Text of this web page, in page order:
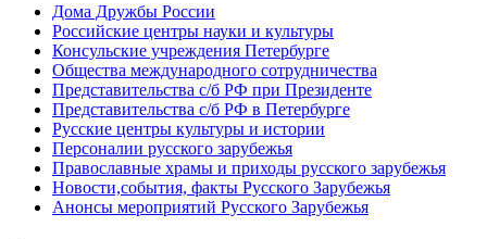
Дома Дружбы России
Российские центры науки и культуры
Консульские учреждения Петербурге
Общества международного сотрудничества
Представительства с/б РФ при Президенте
Представительства с/б РФ в Петербурге
Русские центры культуры и истории
Персоналии русского зарубежья
Православные храмы и приходы русского зарубежья
Новости,события, факты Русского Зарубежья
Анонсы мероприятий Русского Зарубежья